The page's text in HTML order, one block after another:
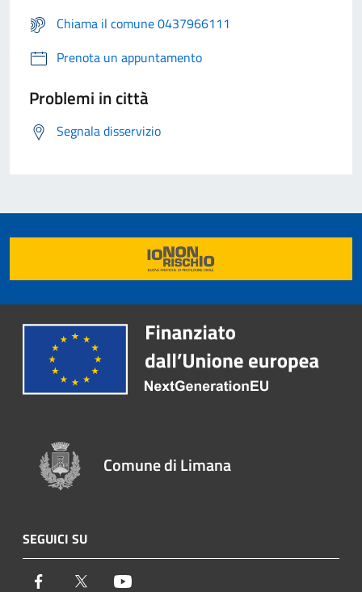
Chiama il comune 0437966111
Prenota un appuntamento
Problemi in città
Segnala disservizio
Comune di Limana
SEGUICI SU
Facebook Twitter